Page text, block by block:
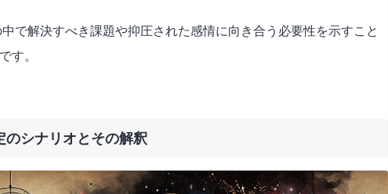
中で解決すべき課題や抑圧された感情に向き合う必要性を示すこと
す。
のシナリオとその解釈